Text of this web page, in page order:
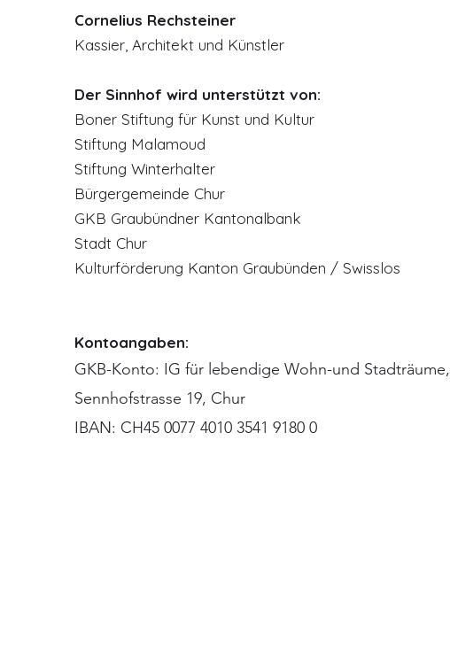
Cornelius Rechsteiner
Kassier, Architekt und Künstler
Der Sinnhof wird unterstützt von:
Boner Stiftung für Kunst und Kultur
Stiftung Malamoud
Stiftung Winterhalter
Bürgergemeinde Chur
GKB Graubündner Kantonalbank
Stadt Chur
Kulturförderung Kanton Graubünden / Swisslos
Kontoangaben:
GKB-Konto: IG für lebendige Wohn-und Stadträume,
Sennhofstrasse 19, Chur
IBAN: CH45 0077 4010 3541 9180 0